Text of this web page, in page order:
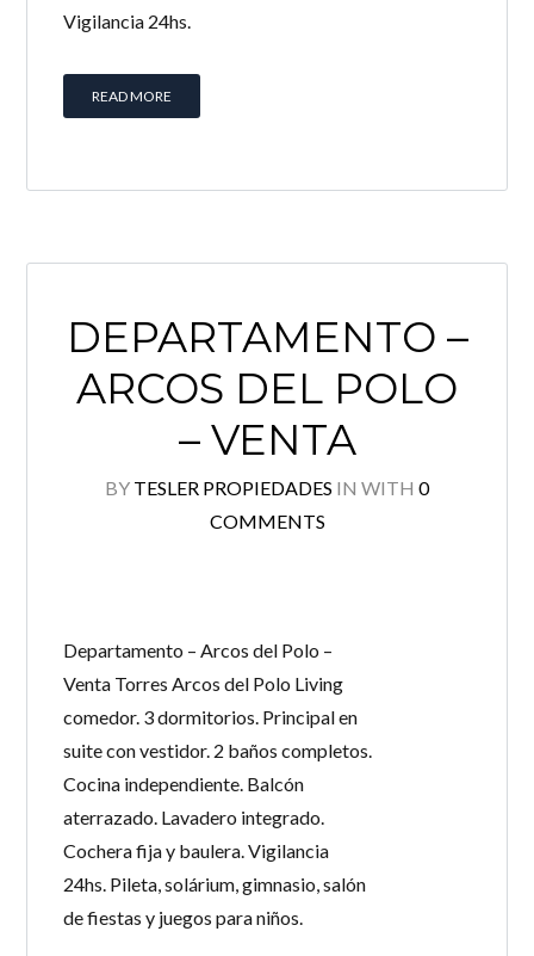
Vigilancia 24hs.
READ MORE
DEPARTAMENTO –
ARCOS DEL POLO
– VENTA
BY TESLER PROPIEDADES IN WITH 0
COMMENTS
Departamento – Arcos del Polo –
Venta Torres Arcos del Polo Living
comedor. 3 dormitorios. Principal en
suite con vestidor. 2 baños completos.
Cocina independiente. Balcón
aterrazado. Lavadero integrado.
Cochera fija y baulera. Vigilancia
24hs. Pileta, solárium, gimnasio, salón
de fiestas y juegos para niños.